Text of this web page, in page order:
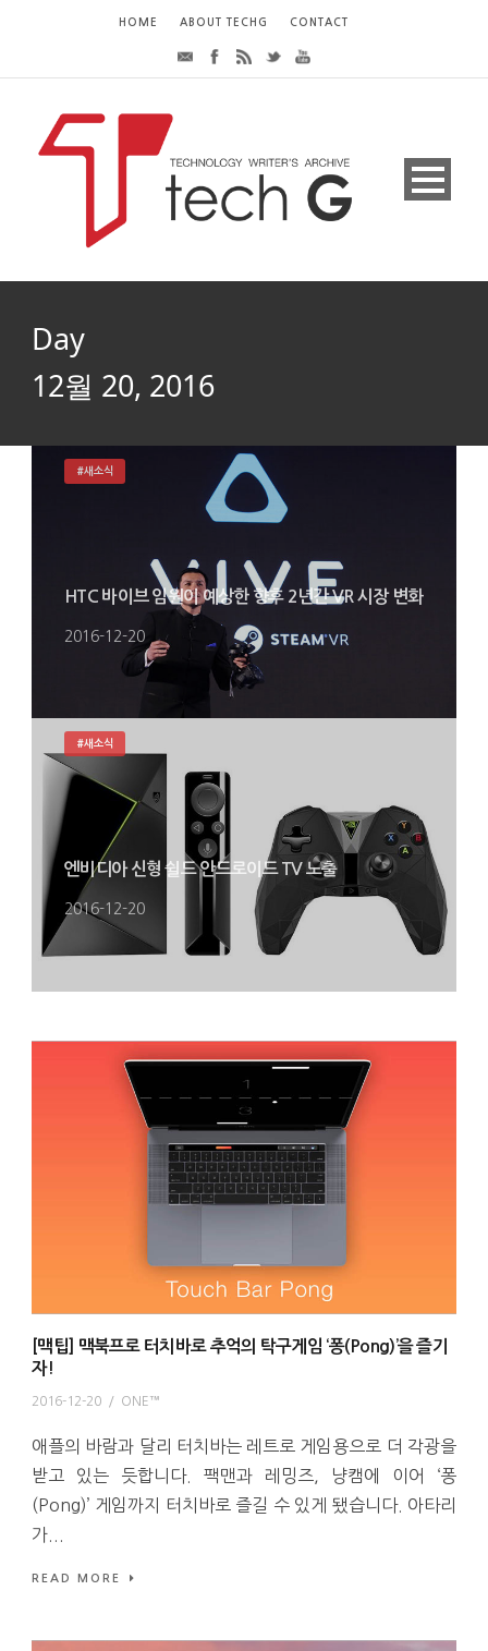
HOME ABOUT TECHG CONTACT
Day
12월 20, 2016
HTC 바이브 임원이 예상한 향후 2년간 VR 시장 변화
2016-12-20
#새소식
엔비디아 신형 쉴드 안드로이드 TV 노출
2016-12-20
#새소식
[맥팁] 맥북프로 터치바로 추억의 탁구게임 ‘퐁(Pong)’을 즐기
자!
2016-12-20 / ONE™
애플의 바람과 달리 터치바는 레트로 게임용으로 더 각광을
받고 있는 듯합니다. 팩맨과 레밍즈, 냥캠에 이어 ‘퐁
(Pong)’ 게임까지 터치바로 즐길 수 있게 됐습니다. 아타리
가...
READ MORE